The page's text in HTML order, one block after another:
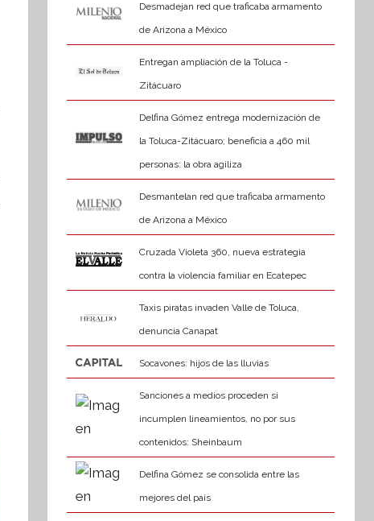
Desmadejan red que traficaba armamento
de Arizona a México
Entregan ampliación de la Toluca -
Zitácuaro
Delfina Gómez entrega modernización de
la Toluca-Zitácuaro; beneficia a 460 mil
personas: la obra agiliza
Desmantelan red que traficaba armamento
de Arizona a México
Cruzada Violeta 360, nueva estrategia
contra la violencia familiar en Ecatepec
Taxis piratas invaden Valle de Toluca,
denuncia Canapat
Socavones: hijos de las lluvias
Sanciones a medios proceden si
incumplen lineamientos, no por sus
contenidos: Sheinbaum
Delfina Gómez se consolida entre las
mejores del país